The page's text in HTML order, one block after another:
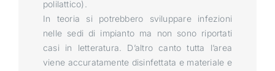
polilattico).
In teoria si potrebbero sviluppare infezioni
nelle sedi di impianto ma non sono riportati
casi in letteratura. D’altro canto tutta l’area
viene accuratamente disinfettata e materiale e